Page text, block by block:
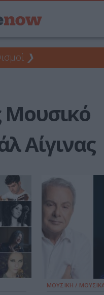
❯
Μουσικό
Αίγινας
ΜΟΥΣΙΚΗ /